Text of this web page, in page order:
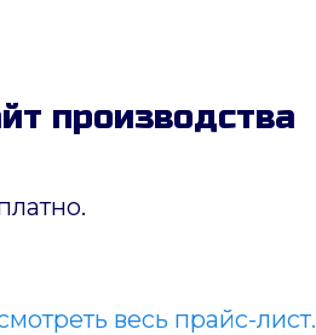
весь прайс-лист.
производства